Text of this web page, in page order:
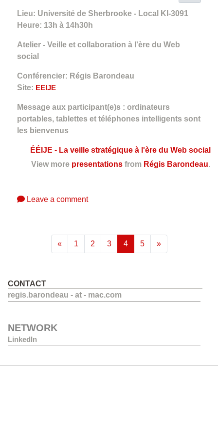
Lieu: Université de Sherbrooke - Local KI-3091
Heure: 13h à 14h30h
Atelier - Veille et collaboration à l'ère du Web
social
Conférencier: Régis Barondeau
Site: EEIJE
Message aux participant(e)s : ordinateurs
portables, tablettes et téléphones intelligents sont
les bienvenus
ÉÉIJE - La veille stratégique à l'ère du Web social
View more presentationsfrom Régis Barondeau.
Leave a comment
« 1 2 3 4(current)
5 »
CONTACT
regis.barondeau - at - mac.com
NETWORK
LinkedIn